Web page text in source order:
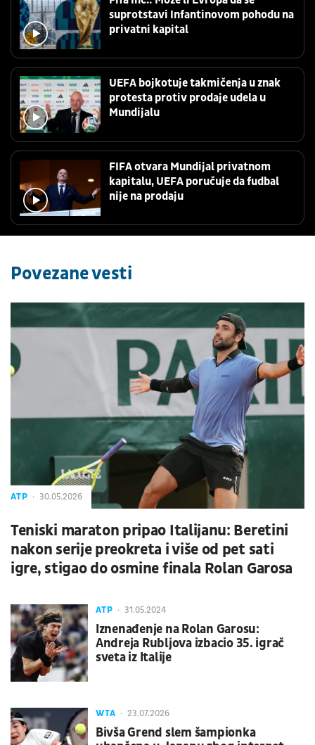
suprotstavi Infantinovom pohodu na
privatni kapital
UEFA bojkotuje takmičenja u znak
protesta protiv prodaje udela u
Mundijalu
FIFA otvara Mundijal privatnom
kapitalu, UEFA poručuje da fudbal
nije na prodaju
Povezane vesti
ATP 30.05.2026
Teniski maraton pripao Italijanu: Beretini
nakon serije preokreta i više od pet sati
igre, stigao do osmine finala Rolan Garosa
ATP 31.05.2024
Iznenađenje na Rolan Garosu:
Andreja Rubljova izbacio 35. igrač
sveta iz Italije
WTA 23.07.2026
Bivša Grend slem šampionka